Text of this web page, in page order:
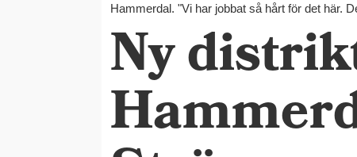
Hammerdal. "Vi har jobbat så hårt för det här.
Ny